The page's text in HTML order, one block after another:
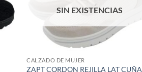
SIN EXISTENCIAS
CALZADO DE MUJER
ZAPT CORDON REJILLA LAT CUÑA